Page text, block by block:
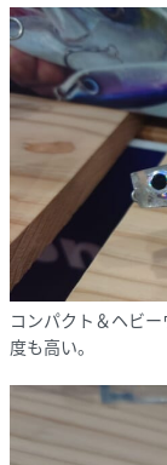
コンパクト＆ヘビ
度も高い。